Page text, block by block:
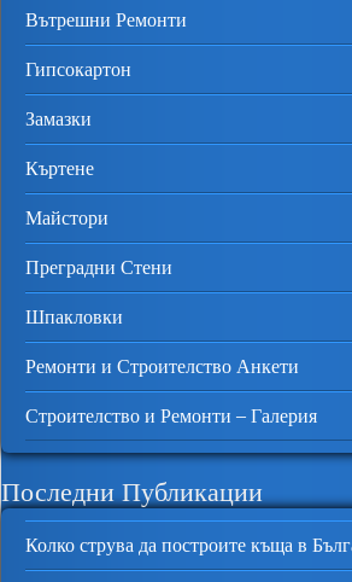
Вътрешни Ремонти
Гипсокартон
Замазки
Къртене
Майстори
Преградни Стени
Шпакловки
Ремонти и Строителство Анкети
Строителство и Ремонти – Галерия
Последни Публикации
Колко струва да построите къща в